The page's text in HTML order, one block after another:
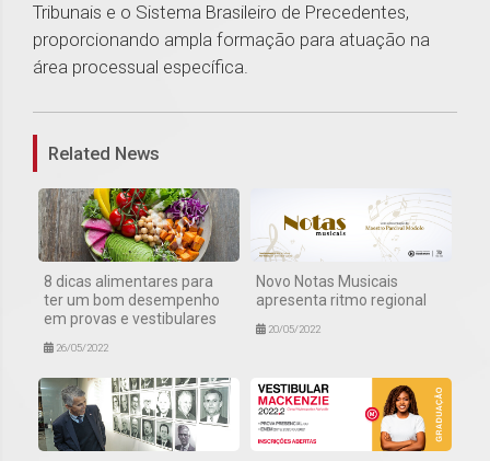
Tribunais e o Sistema Brasileiro de Precedentes,
proporcionando ampla formação para atuação na
área processual específica.
1
Related News
8 dicas alimentares para
ter um bom desempenho
em provas e vestibulares
26/05/2022
Novo Notas Musicais
apresenta ritmo regional
20/05/2022